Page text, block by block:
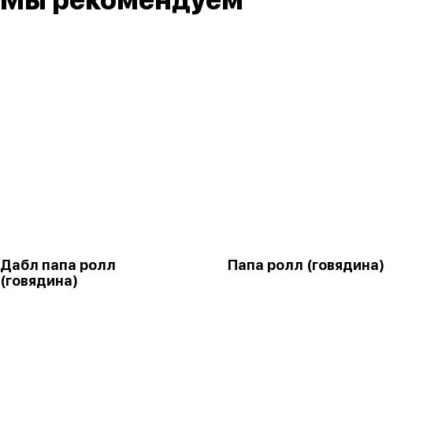
Дабл папа ролл
(говядина)
Папа ролл (говядина)